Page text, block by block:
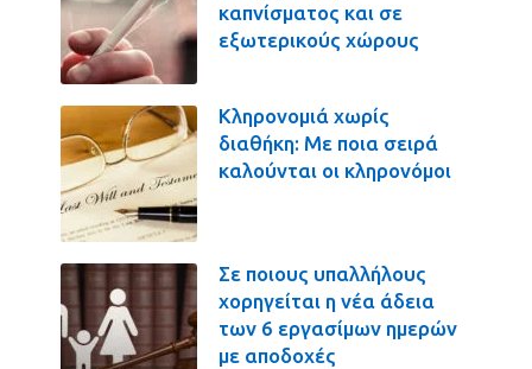
καπνίσματος και σε
εξωτερικούς χώρους
Κληρονομιά χωρίς
διαθήκη: Με ποια σειρά
καλούνται οι κληρονόμοι
Σε ποιους υπαλλήλους
χορηγείται η νέα άδεια
των 6 εργασίμων ημερών
με αποδοχές